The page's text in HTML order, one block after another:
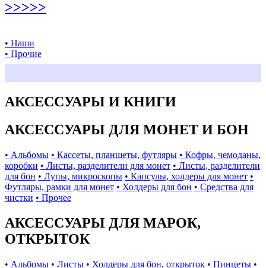
>>>>>
• Наши
• Прочие
АКСЕССУАРЫ И КНИГИ
АКСЕССУАРЫ ДЛЯ МОНЕТ И БОН
• Альбомы • Кассеты, планшеты, футляры • Кофры, чемоданы,
коробки • Листы, разделители для монет • Листы, разделители
для бон • Лупы, микроскопы • Капсулы, холдеры для монет •
Футляры, рамки для монет • Холдеры для бон • Средства для
чистки • Прочее
АКСЕССУАРЫ ДЛЯ МАРОК,
ОТКРЫТОК
• Альбомы • Листы • Холдеры для бон, открыток • Пинцеты •